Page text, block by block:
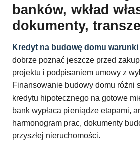
banków, wkład
dokumenty,
Kredyt na budowę domu warunki
dobrze poznać jeszcze przed
projektu i podpisaniem umowy z
Finansowanie budowy domu różni
kredytu hipotecznego na gotowe
bank wypłaca pieniądze etapami,
harmonogram prac, dokumenty
przyszłej nieruchomości.